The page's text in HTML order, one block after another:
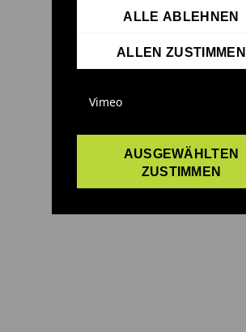
ALLE ABLEHNEN
ALLEN ZUSTIMMEN
Vimeo
AUSGEWÄHLTEN
ZUSTIMMEN